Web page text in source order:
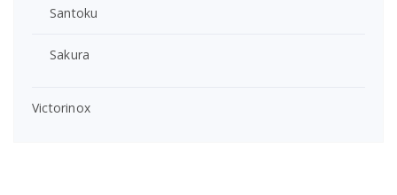
Santoku
Sakura
Victorinox